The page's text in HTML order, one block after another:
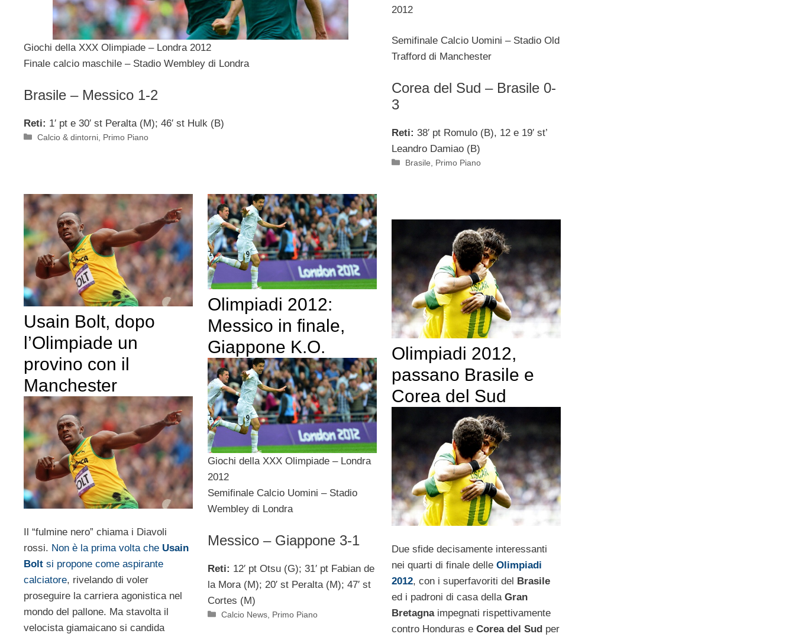
Giochi della XXX Olimpiade – Londra 2012
Finale calcio maschile – Stadio Wembley di Londra
Brasile – Messico 1-2
Reti: 1′ pt e 30′ st Peralta (M); 46′ st Hulk (B)
Categorie
Calcio & dintorni Primo Piano
2012
Semifinale Calcio Uomini – Stadio Old
Trafford di Manchester
Corea del Sud – Brasile 0-
3
Reti: 38′ pt Romulo (B), 12 e 19′ st’
Leandro Damiao (B)
Categorie
Brasile Primo Piano
Usain Bolt, dopo
l’Olimpiade un
provino con il
Manchester
Il “fulmine nero” chiama i Diavoli
rossi. Non è la prima volta che Usain
Bolt si propone come aspirante
calciatore, rivelando di voler
proseguire la carriera agonistica nel
mondo del pallone. Ma stavolta il
velocista giamaicano si candida
Olimpiadi 2012:
Messico in finale,
Giappone K.O.
Giochi della XXX Olimpiade – Londra
2012
Semifinale Calcio Uomini – Stadio
Wembley di Londra
Messico – Giappone 3-1
Reti: 12′ pt Otsu (G); 31′ pt Fabian de
la Mora (M); 20′ st Peralta (M); 47′ st
Cortes (M)
Categorie
Calcio News Primo Piano
Olimpiadi 2012,
passano Brasile e
Corea del Sud
Due sfide decisamente interessanti
nei quarti di finale delle Olimpiadi
2012, con i superfavoriti del Brasile
ed i padroni di casa della Gran
Bretagnaimpegnati rispettivamente
contro Honduras e Corea del Sudper